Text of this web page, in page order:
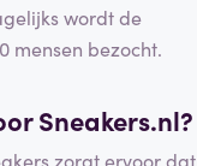
wordt de
mensen bezocht.
Sneakers.nl?
zorgt ervoor dat